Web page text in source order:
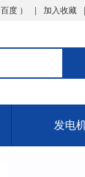
百度 ） 加入收藏
发电